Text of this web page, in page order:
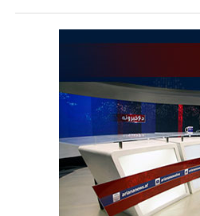
تأکید کرده است که فرصت‌های
افغانستان می‌تواند زمینه
دو کشور را فراهم کند.
که افغانستان در تلاش برای
روابط اقتصادی با کشورهای